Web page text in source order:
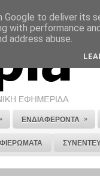
ΣΤΕΙΛΕ ΜΑΣ
» ΕΝΔΙΑΦΕΡΟΝΤΑ »
to deliver its
with performance
address abuse.